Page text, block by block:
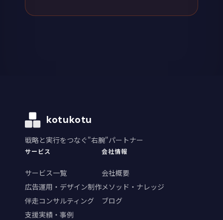
kotukotu
戦略と実行をつなぐ"右腕"パートナー
サービス
サービス一覧
広告運用・デザイン制作
伴走コンサルティング
支援実績・事例
会社情報
会社概要
メソッド・ナレッジ
ブログ